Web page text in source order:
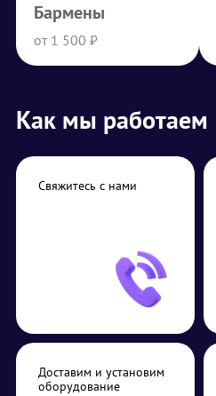
Бармены
от 1 500 ₽
Как мы работаем
Свяжитесь с нами
Доставим и установим
оборудование